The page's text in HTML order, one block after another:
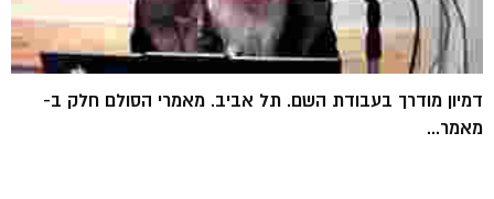
דמיון מודרך בעבודת השם. תל אביב. מאמרי הסולם חלק ב-
מאמר...